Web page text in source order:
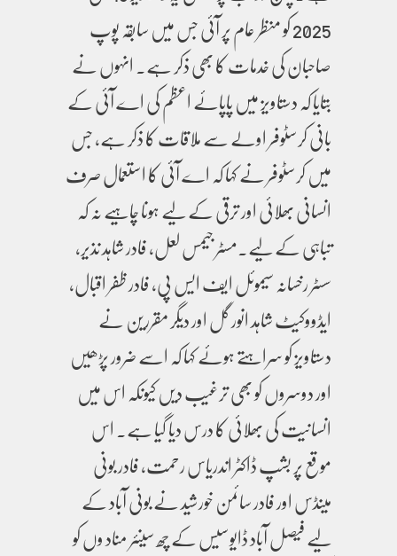
2025 کو منظر عام پر آئی جس میں سابقہ پوپ
صاحبان کی خدمات کا بھی ذکر ہے۔ انہوں نے
بتایا کہ دستاویز میں پاپائے اعظم کی اے آئی کے
بانی کرسٹوفر اولے سے ملاقات کا ذکر ہے، جس
میں کرسٹوفر نے کہا کہ اے آئی کا استعمال صرف
انسانی بھلائی اور ترقی کے لیے ہونا چاہیے نہ کہ
تباہی کے لیے۔مسٹر جیمس لعل، فادر شاہد نذیر،
سسٹر رخسانہ سیموئل ایف ایس پی، فادر ظفر اقبال،
ایڈووکیٹ شاہد انور گل اور دیگر مقررین نے
دستاویز کو سراہتے ہوئے کہا کہ اسے ضرور پڑھیں
اور دوسروں کو بھی ترغیب دیں کیونکہ اس میں
انسانیت کی بھلائی کا درس دیا گیا ہے۔ اس
موقع پر بشپ ڈاکٹر اندریاس رحمت، فادر بونی
مینڈس اور فادر سائمن خورشید نے بونی آباد کے
لیے فیصل آباد ڈایوسیس کے چھ سینئر مناد وں کو